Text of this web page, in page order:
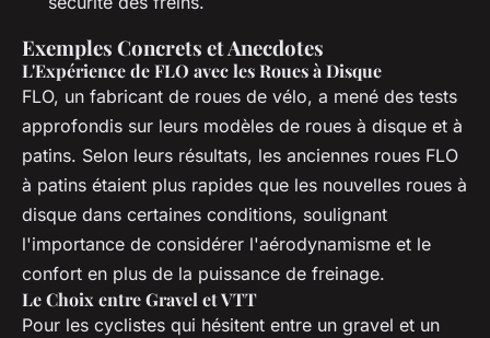
Exemples Concrets et Anecdotes
L'Expérience de FLO avec les Roues à Disque
FLO, un fabricant de roues de vélo, a mené des tests
approfondis sur leurs modèles de roues à disque et à
patins. Selon leurs résultats, les anciennes roues FLO
à patins étaient plus rapides que les nouvelles roues à
disque dans certaines conditions, soulignant
l'importance de considérer l'aérodynamisme et le
confort en plus de la puissance de freinage.
Le Choix entre Gravel et VTT
Pour les cyclistes qui hésitent entre un gravel et un